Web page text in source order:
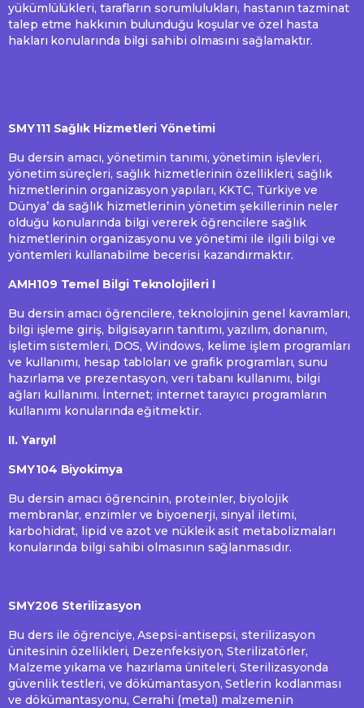
yükümlülükleri, tarafların sorumlulukları, hastanın tazminat
talep etme hakkının bulunduğu koşular ve özel hasta
hakları konularında bilgi sahibi olmasını sağlamaktır.
SMY111 Sağlık Hizmetleri Yönetimi
Bu dersin amacı, yönetimin tanımı, yönetimin işlevleri,
yönetim süreçleri, sağlık hizmetlerinin özellikleri, sağlık
hizmetlerinin organizasyon yapıları, KKTC, Türkiye ve
Dünya’ da sağlık hizmetlerinin yönetim şekillerinin neler
olduğu konularında bilgi vererek öğrencilere sağlık
hizmetlerinin organizasyonu ve yönetimi ile ilgili bilgi ve
yöntemleri kullanabilme becerisi kazandırmaktır.
AMH109 Temel Bilgi Teknolojileri I
Bu dersin amacı öğrencilere, teknolojinin genel kavramları,
bilgi işleme giriş, bilgisayarın tanıtımı, yazılım, donanım,
işletim sistemleri, DOS, Windows, kelime işlem programları
ve kullanımı, hesap tabloları ve grafik programları, sunu
hazırlama ve prezentasyon, veri tabanı kullanımı, bilgi
ağları kullanımı. İnternet; internet tarayıcı programların
kullanımı konularında eğitmektir.
II. Yarıyıl
SMY104 Biyokimya
Bu dersin amacı öğrencinin, proteinler, biyolojik
membranlar, enzimler ve biyoenerji, sinyal iletimi,
karbohidrat, lipid ve azot ve nükleik asit metabolizmaları
konularında bilgi sahibi olmasının sağlanmasıdır.
SMY206 Sterilizasyon
Bu ders ile öğrenciye, Asepsi-antisepsi, sterilizasyon
ünitesinin özellikleri, Dezenfeksiyon, Sterilizatörler,
Malzeme yıkama ve hazırlama üniteleri, Sterilizasyonda
güvenlik testleri, ve dökümantasyon, Setlerin kodlanması
ve dökümantasyonu, Cerrahi (metal) malzemenin